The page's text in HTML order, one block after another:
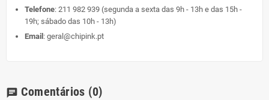
Telefone: 211 982 939 (segunda a sexta das 9h - 13h e das 15h -
19h; sábado das 10h - 13h)
Email : geral@chipink.pt
chat Comentários (0)